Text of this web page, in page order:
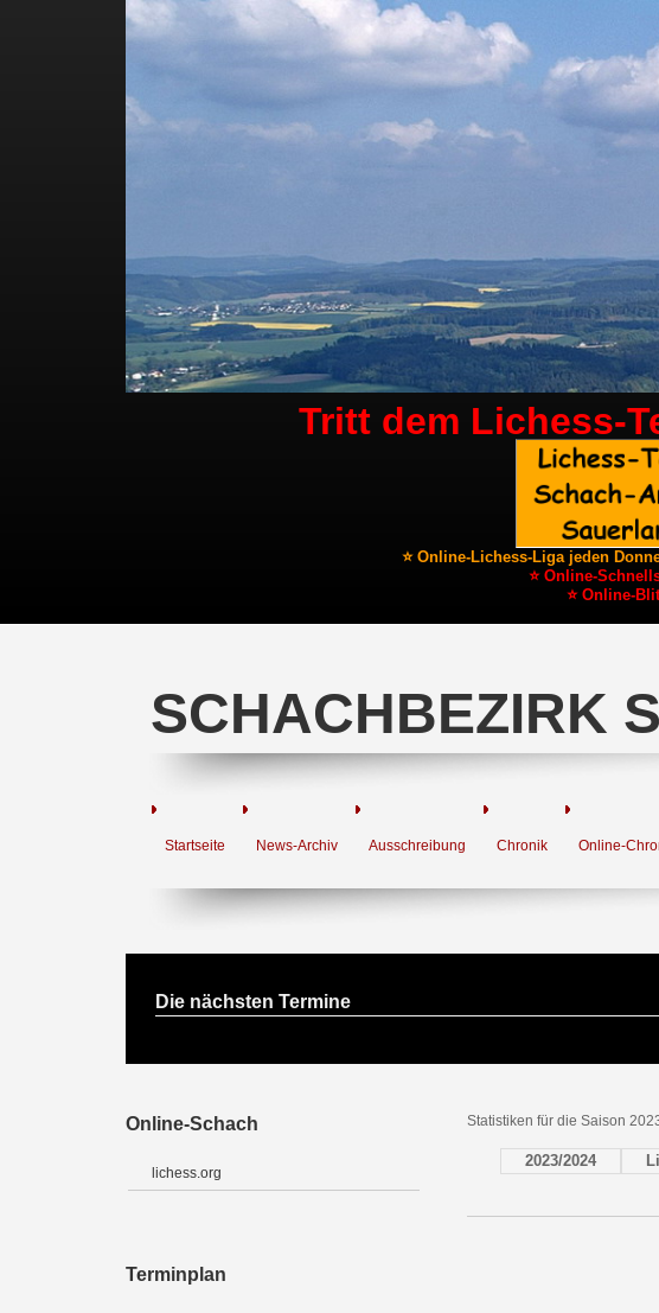
Tritt dem Lichess-
⭐ Online-Lichess-Liga jeden
⭐ Online-
⭐ Online-
SCHACHBEZIRK
Startseite News-Archiv Ausschreibung Chronik Online-
Die nächsten Termine
Online-Schach
lichess.org
Terminplan
Statistiken für die Saison
2023/2024